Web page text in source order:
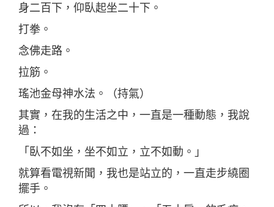
身二百下，仰臥起坐二十下。
打拳。
念佛走路。
拉筋。
瑤池金母神水法。（持氣）
其實，在我的生活之中，一直是一種動態，我說
過：
「臥不如坐，坐不如立，立不如動。」
就算看電視新聞，我也是站立的，一直走步繞圈
擺手。